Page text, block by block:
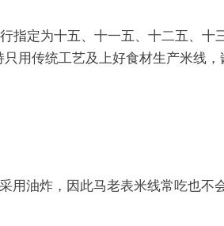
指定为十五、十一五、十二五、十
用传统工艺及上好食材生产米线
用油炸，因此马老表米线常吃也不